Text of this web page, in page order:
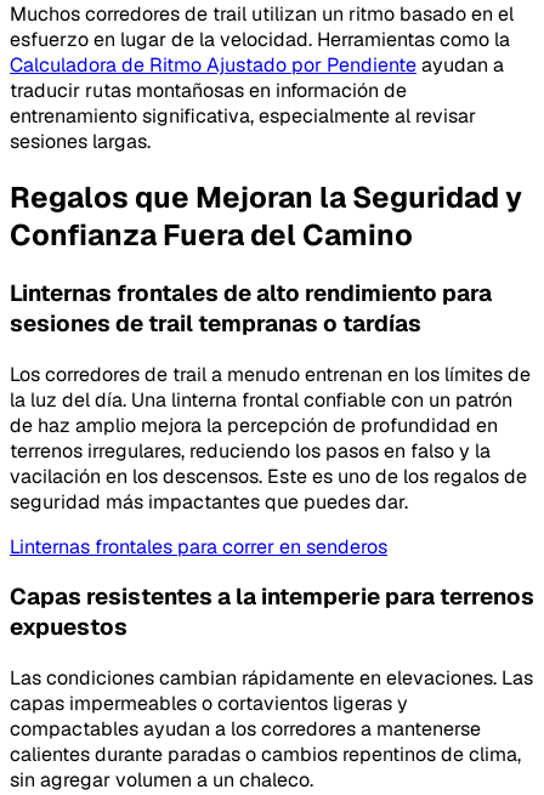
Muchos corredores de trail utilizan un ritmo basado en el
esfuerzo en lugar de la velocidad. Herramientas como la
Calculadora de Ritmo Ajustado por Pendienteayudan a
traducir rutas montañosas en información de
entrenamiento significativa, especialmente al revisar
sesiones largas.
Regalos que Mejoran la Seguridad y
Confianza Fuera del Camino
Linternas frontales de alto rendimiento para
sesiones de trail tempranas o tardías
Los corredores de trail a menudo entrenan en los límites de
la luz del día. Una linterna frontal confiable con un patrón
de haz amplio mejora la percepción de profundidad en
terrenos irregulares, reduciendo los pasos en falso y la
vacilación en los descensos. Este es uno de los regalos de
seguridad más impactantes que puedes dar.
Linternas frontales para correr en senderos
Capas resistentes a la intemperie para terrenos
expuestos
Las condiciones cambian rápidamente en elevaciones. Las
capas impermeables o cortavientos ligeras y
compactables ayudan a los corredores a mantenerse
calientes durante paradas o cambios repentinos de clima,
sin agregar volumen a un chaleco.